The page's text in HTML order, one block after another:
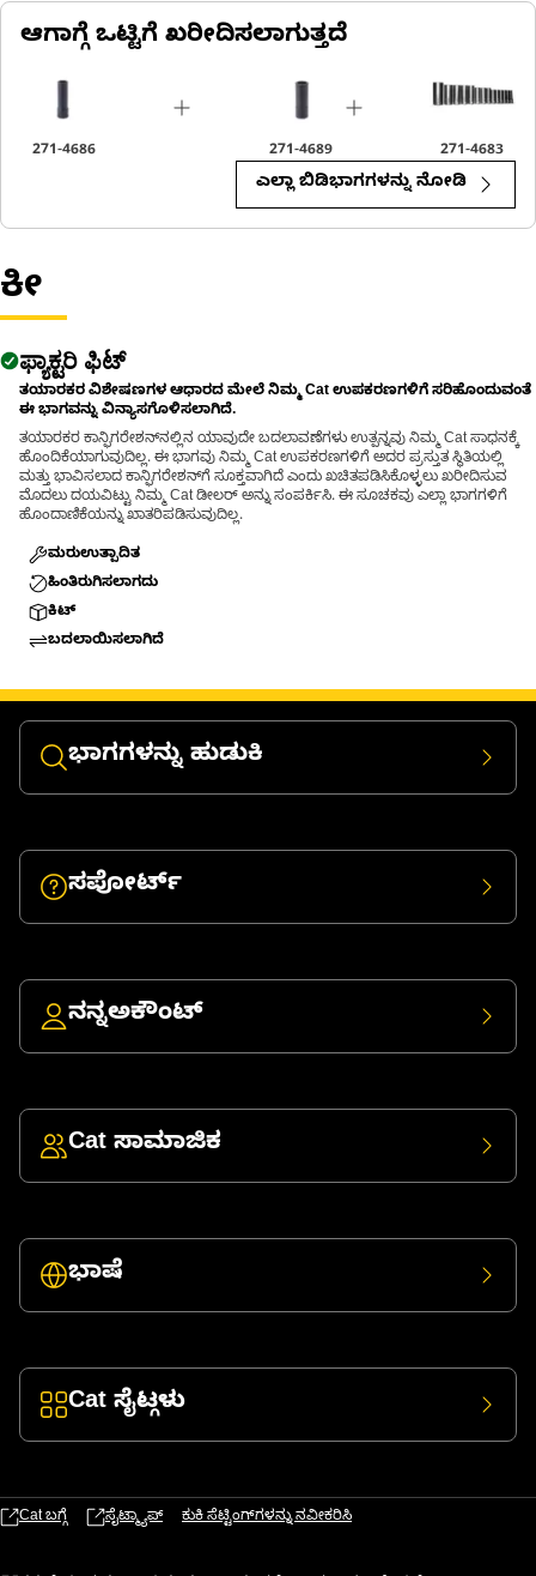
loosen fasteners in tight and recessed spaces, employed
during repairs and assembly tasks in the equipment.
ಆಗಾಗ್ಗೆ ಒಟ್ಟಿಗೆ ಖರೀದಿಸಲಾಗುತ್ತದೆ
271-4686 271-4689 271-4683
ಎಲ್ಲಾ ಬಿಡಿಭಾಗಗಳನ್ನು ನೋಡಿ
ಕೀ
ಫ್ಯಾಕ್ಟರಿ ಫಿಟ್
ತಯಾರಕರ ವಿಶೇಷಣಗಳ ಆಧಾರದ ಮೇಲೆ ನಿಮ್ಮ Cat ಉಪಕರಣಗಳಿಗೆ ಸರಿಹೊಂದುವಂತೆ
ಈ ಭಾಗವನ್ನು ವಿನ್ಯಾಸಗೊಳಿಸಲಾಗಿದೆ.
ತಯಾರಕರ ಕಾನ್ಫಿಗರೇಶನ್‌ನಲ್ಲಿನ ಯಾವುದೇ ಬದಲಾವಣೆಗಳು ಉತ್ಪನ್ನವು ನಿಮ್ಮ Cat ಸಾಧನಕ್ಕೆ
ಹೊಂದಿಕೆಯಾಗುವುದಿಲ್ಲ. ಈ ಭಾಗವು ನಿಮ್ಮ Cat ಉಪಕರಣಗಳಿಗೆ ಅದರ ಪ್ರಸ್ತುತ ಸ್ಥಿತಿಯಲ್ಲಿ
ಮತ್ತು ಭಾವಿಸಲಾದ ಕಾನ್ಫಿಗರೇಶನ್‌ಗೆ ಸೂಕ್ತವಾಗಿದೆ ಎಂದು ಖಚಿತಪಡಿಸಿಕೊಳ್ಳಲು ಖರೀದಿಸುವ
ಮೊದಲು ದಯವಿಟ್ಟು ನಿಮ್ಮ Cat ಡೀಲರ್ ಅನ್ನು ಸಂಪರ್ಕಿಸಿ. ಈ ಸೂಚಕವು ಎಲ್ಲಾ ಭಾಗಗಳಿಗೆ
ಹೊಂದಾಣಿಕೆಯನ್ನು ಖಾತರಿಪಡಿಸುವುದಿಲ್ಲ.
ಮರುಉತ್ಪಾದಿತ
ಹಿಂತಿರುಗಿಸಲಾಗದು
ಕಿಟ್
ಬದಲಾಯಿಸಲಾಗಿದೆ
ಭಾಗಗಳನ್ನು ಹುಡುಕಿ
ಸಪೋರ್ಟ್
ನನ್ನಅಕೌಂಟ್
Cat ಸಾಮಾಜಿಕ
ಭಾಷೆ
Cat ಸೈಟ್ಗಳು
Cat ಬಗ್ಗೆ ಸೈಟ್ಮ್ಯಾಪ್ ಕುಕಿ ಸೆಟ್ಟಿಂಗ್‌ಗಳನ್ನು ನವೀಕರಿಸಿ